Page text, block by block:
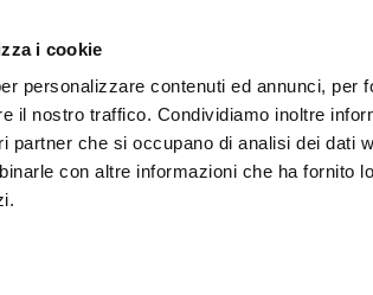
i cookie
personalizzare contenuti ed annunci, per
il nostro traffico. Condividiamo inoltre
partner che si occupano di analisi dei dati
con altre informazioni che ha fornito
LA FONDAZIONE ATTIVITÀ